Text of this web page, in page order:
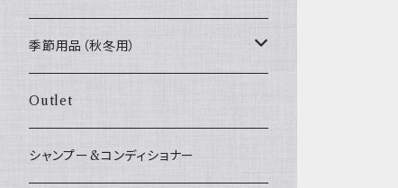
O.C.Farm
季節用品（秋冬用）
ヒーター
Outlet
シャンプー&コンディショナー